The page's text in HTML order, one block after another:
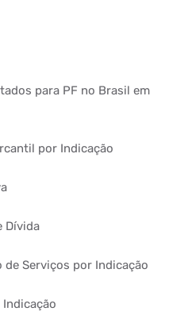
para PF no Brasil em
por Indicação
Dívida
de Serviços por Indicação